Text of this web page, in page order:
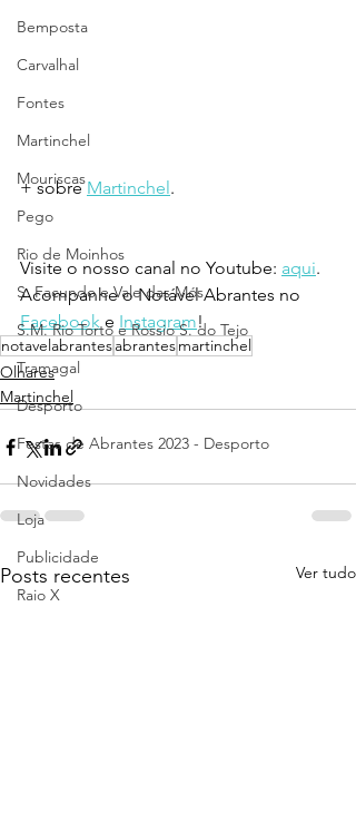
Bemposta
Carvalhal
Fontes
Martinchel
Mouriscas
Pego
Rio de Moinhos
S. Facundo e Vale das Mós
S.M. Rio Torto e Rossio S. do Tejo
Tramagal
Desporto
Festas de Abrantes 2023 - Desporto
Novidades
Loja
Publicidade
Raio X
+ sobre Martinchel.
Visite o nosso canal no Youtube: aqui.
Acompanhe o Notável Abrantes no
Facebook e Instagram!
notavelabrantesabrantesmartinchel
Olhares
Martinchel
Posts recentes Ver tudo